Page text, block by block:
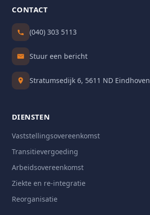
CONTACT
(040) 303 5113
Stuur een bericht
Stratumsedijk 6, 5611 ND Eindhoven
DIENSTEN
Vaststellingsovereenkomst
Transitievergoeding
Arbeidsovereenkomst
Ziekte en re-integratie
Reorganisatie